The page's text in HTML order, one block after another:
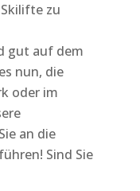
zu
gut auf dem
nun, die
oder im
an die
Sind Sie